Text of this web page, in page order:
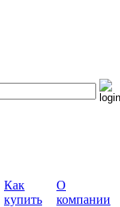
Как
купить
О
компании